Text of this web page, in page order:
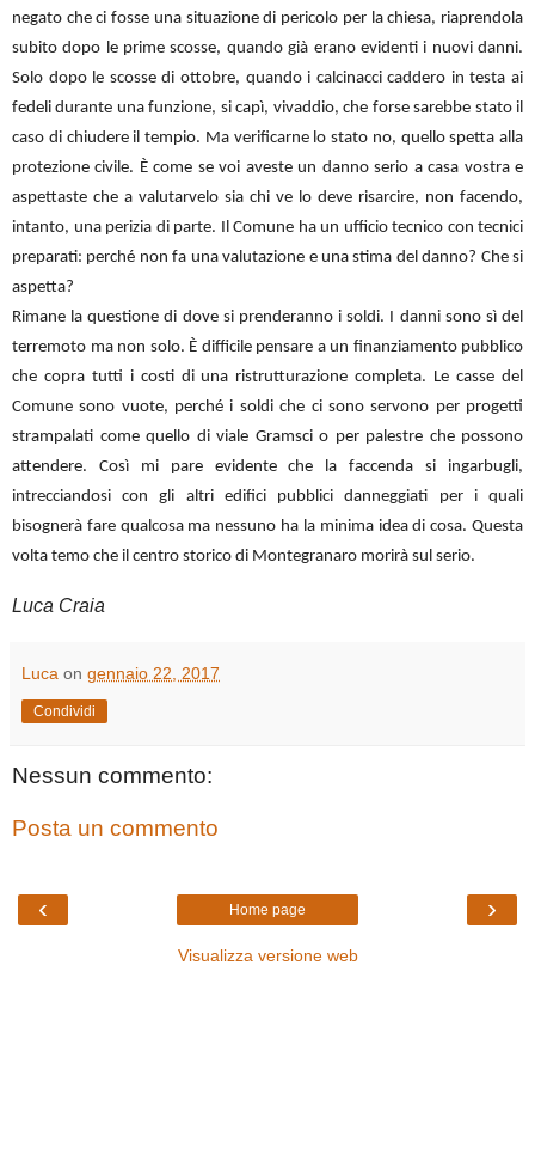
negato che ci fosse una situazione di pericolo per la chiesa, riaprendola
subito dopo le prime scosse, quando già erano evidenti i nuovi danni.
Solo dopo le scosse di ottobre, quando i calcinacci caddero in testa ai
fedeli durante una funzione, si capì, vivaddio, che forse sarebbe stato il
caso di chiudere il tempio. Ma verificarne lo stato no, quello spetta alla
protezione civile. È come se voi aveste un danno serio a casa vostra e
aspettaste che a valutarvelo sia chi ve lo deve risarcire, non facendo,
intanto, una perizia di parte. Il Comune ha un ufficio tecnico con tecnici
preparati: perché non fa una valutazione e una stima del danno? Che si
aspetta?
Rimane la questione di dove si prenderanno i soldi. I danni sono sì del
terremoto ma non solo. È difficile pensare a un finanziamento pubblico
che copra tutti i costi di una ristrutturazione completa. Le casse del
Comune sono vuote, perché i soldi che ci sono servono per progetti
strampalati come quello di viale Gramsci o per palestre che possono
attendere. Così mi pare evidente che la faccenda si ingarbugli,
intrecciandosi con gli altri edifici pubblici danneggiati per i quali
bisognerà fare qualcosa ma nessuno ha la minima idea di cosa. Questa
volta temo che il centro storico di Montegranaro morirà sul serio.
Luca Craia
Luca on gennaio 22, 2017
Condividi
Nessun commento:
Posta un commento
‹ ›
Home page
Visualizza versione web